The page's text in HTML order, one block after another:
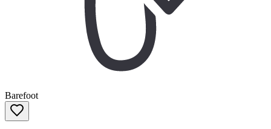
Barefoot